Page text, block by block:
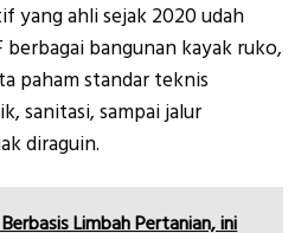
yang ahli sejak 2020 udah
berbagai bangunan kayak ruko,
paham standar teknis
sanitasi, sampai jalur
diraguin.
Limbah Pertanian, ini